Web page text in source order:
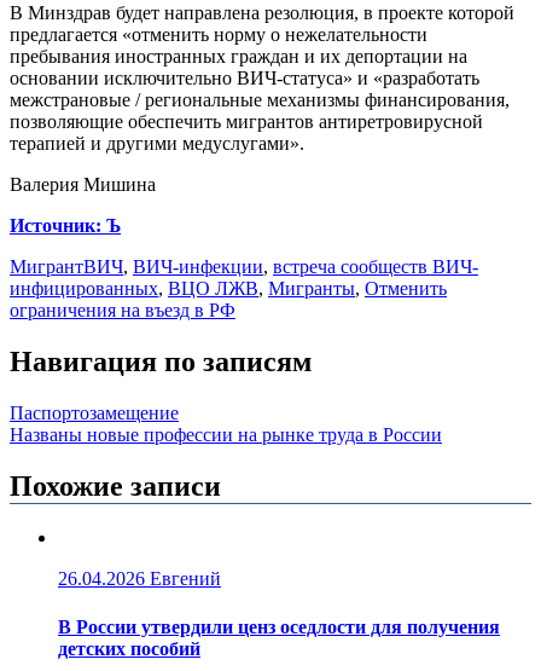
В Минздрав будет направлена резолюция, в проекте которой
предлагается «отменить норму о нежелательности
пребывания иностранных граждан и их депортации на
основании исключительно ВИЧ-статуса» и «разработать
межстрановые / региональные механизмы финансирования,
позволяющие обеспечить мигрантов антиретровирусной
терапией и другими медуслугами».
Валерия Мишина
Источник: Ъ
МигрантВИЧ, ВИЧ-инфекции, встреча сообществ ВИЧ-
инфицированных, ВЦО ЛЖВ, Мигранты, Отменить
ограничения на въезд в РФ
Навигация по записям
Паспортозамещение
Названы новые профессии на рынке труда в России
Похожие записи
26.04.2026 Евгений
В России утвердили ценз оседлости для получения
детских пособий